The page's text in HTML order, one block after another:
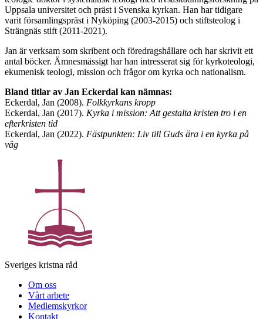
Uppsala universitet och präst i Svenska kyrkan. Han har tidigare
varit församlingspräst i Nyköping (2003-2015) och stiftsteolog i
Strängnäs stift (2011-2021).
Jan är verksam som skribent och föredragshållare och har skrivit ett
antal böcker. Ämnesmässigt har han intresserat sig för kyrkoteologi,
ekumenisk teologi, mission och frågor om kyrka och nationalism.
Bland titlar av Jan Eckerdal kan nämnas:
Eckerdal, Jan (2008). Folkkyrkans kropp
Eckerdal, Jan (2017). Kyrka i mission: Att gestalta kristen tro i en
efterkristen tid
Eckerdal, Jan (2022). Fästpunkten: Liv till Guds ära i en kyrka på
väg
Sveriges kristna råd
Om oss
Vårt arbete
Medlemskyrkor
Kontakt